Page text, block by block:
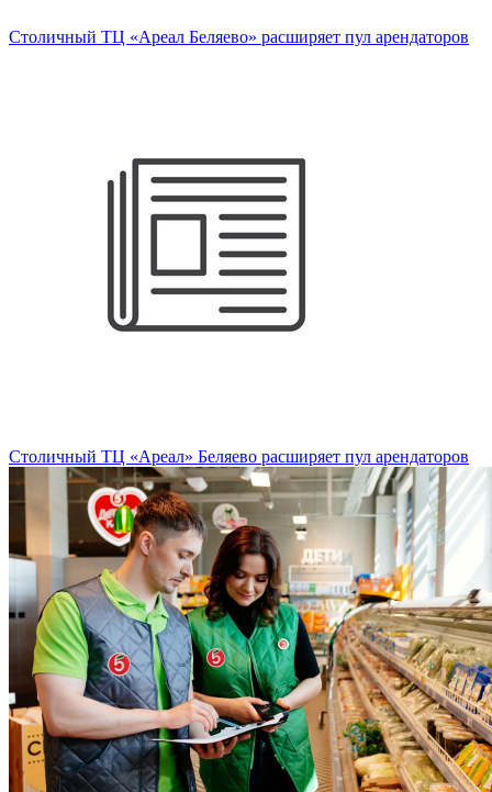
Столичный ТЦ «Ареал Беляево» расширяет пул арендаторов
Столичный ТЦ «Ареал» Беляево расширяет пул арендаторов